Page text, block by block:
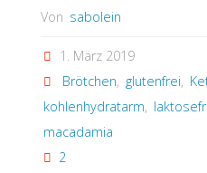
Von sabolein
1. März 2019
Brötchen, glutenfrei,
kohlenhydratarm,
macadamia
2